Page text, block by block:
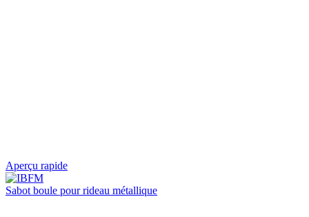
Aperçu rapide
Sabot boule pour rideau métallique